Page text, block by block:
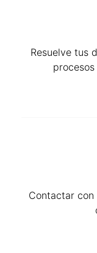
Resuelve tus
Contactar con